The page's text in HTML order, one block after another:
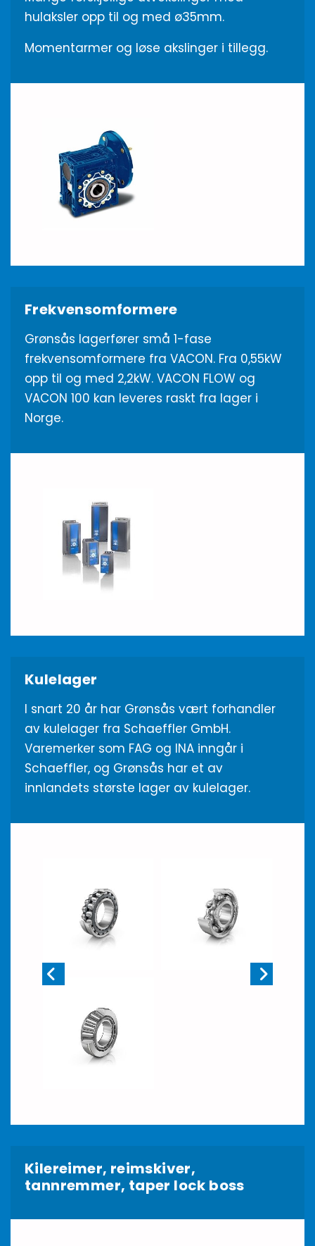
hulaksler opp til og med ø35mm.
Momentarmer og løse akslinger i tillegg.
Frekvensomformere
Grønsås lagerfører små 1-fase
frekvensomformere fra VACON. Fra 0,55kW
opp til og med 2,2kW. VACON FLOW og
VACON 100 kan leveres raskt fra lager i
Norge.
Kulelager
I snart 20 år har Grønsås vært forhandler
av kulelager fra Schaeffler GmbH.
Varemerker som FAG og INA inngår i
Schaeffler, og Grønsås har et av
innlandets største lager av kulelager.
Kilereimer, reimskiver,
tannremmer, taper lock boss